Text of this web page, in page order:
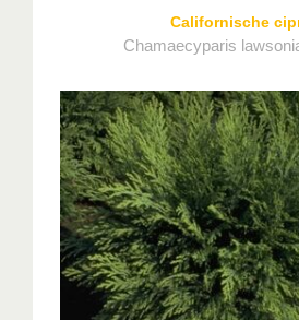
Californische
Chamaecyparis